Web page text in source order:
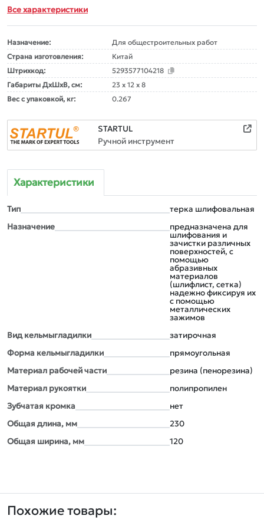
Все характеристики
Назначение:
Для общестроительных работ
Страна изготовления:
Китай
Штрихкод:
5293577104218
Габариты ДxШxВ, см:
23 x 12 x 8
Вес с упаковкой, кг:
0.267
STARTUL
Ручной инструмент
Характеристики
Тип
терка шлифовальная
Назначение
предназначена для
шлифования и
зачистки различных
поверхностей, с
помощью
абразивных
материалов
(шлифлист, сетка)
надежно фиксируя их
с помощью
металлических
зажимов
Вид кельмыгладилки
затирочная
Форма кельмыгладилки
прямоугольная
Материал рабочей части
резина (пенорезина)
Материал рукоятки
полипропилен
Зубчатая кромка
нет
Общая длина, мм
230
Общая ширина, мм
120
Похожие товары: